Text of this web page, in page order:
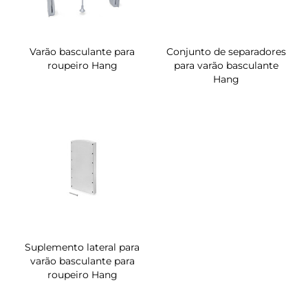
Varão basculante para
roupeiro Hang
Conjunto de separadores
para varão basculante
Hang
Suplemento lateral para
varão basculante para
roupeiro Hang